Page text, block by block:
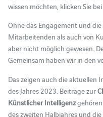
wissen möchten, klicken Sie
Ohne das Engagement und
Mitarbeitenden als auch von
aber nicht möglich gewesen.
Gemeinsam haben wir in den
Das zeigen auch die aktuellen
des Jahres 2023. Beiträge zur
Künstlicher Intelligenzgehören
des zweiten Halbjahres und